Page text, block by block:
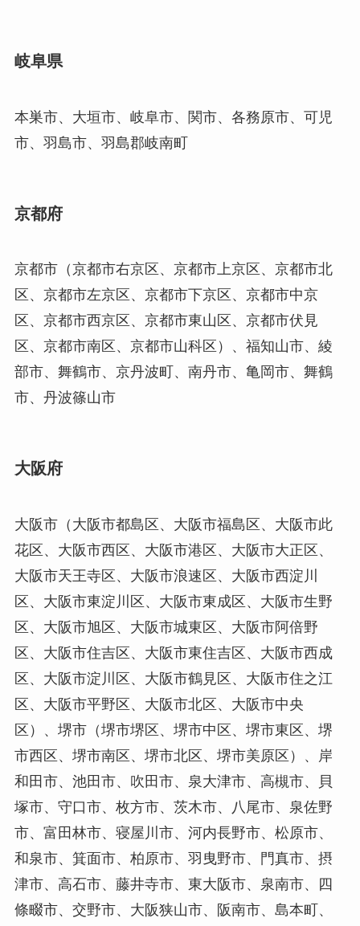
岐阜県
本巣市、大垣市、岐阜市、関市、各務原市、可児
市、羽島市、羽島郡岐南町
京都府
京都市（京都市右京区、京都市上京区、京都市北
区、京都市左京区、京都市下京区、京都市中京
区、京都市西京区、京都市東山区、京都市伏見
区、京都市南区、京都市山科区）、福知山市、綾
部市、舞鶴市、京丹波町、南丹市、亀岡市、舞鶴
市、丹波篠山市
大阪府
大阪市（大阪市都島区、大阪市福島区、大阪市此
花区、大阪市西区、大阪市港区、大阪市大正区、
大阪市天王寺区、大阪市浪速区、大阪市西淀川
区、大阪市東淀川区、大阪市東成区、大阪市生野
区、大阪市旭区、大阪市城東区、大阪市阿倍野
区、大阪市住吉区、大阪市東住吉区、大阪市西成
区、大阪市淀川区、大阪市鶴見区、大阪市住之江
区、大阪市平野区、大阪市北区、大阪市中央
区）、堺市（堺市堺区、堺市中区、堺市東区、堺
市西区、堺市南区、堺市北区、堺市美原区）、岸
和田市、池田市、吹田市、泉大津市、高槻市、貝
塚市、守口市、枚方市、茨木市、八尾市、泉佐野
市、富田林市、寝屋川市、河内長野市、松原市、
和泉市、箕面市、柏原市、羽曳野市、門真市、摂
津市、高石市、藤井寺市、東大阪市、泉南市、四
條畷市、交野市、大阪狭山市、阪南市、島本町、